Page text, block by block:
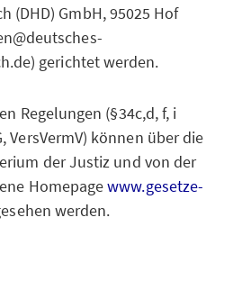
(DHD) GmbH, 95025 Hof
gerichtet werden.
Regelungen (§34c,d, f, i
VersVermV) können über die
der Justiz und von der
Homepagewww.gesetze-
werden.